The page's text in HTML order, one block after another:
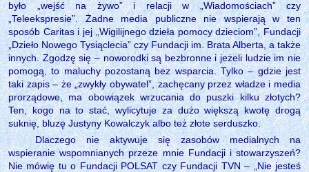
było „wejść na żywo” i relacji w „Wiadomościach” czy
„Teleekspresie”. Żadne media publiczne nie wspierają w ten
sposób Caritas i jej „Wigilijnego dzieła pomocy dzieciom”, Fundacji
„Dzieło Nowego Tysiąclecia” czy Fundacji im. Brata Alberta, a także
innych. Zgodzę się – noworodki są bezbronne i jeżeli ludzie im nie
pomogą, to maluchy pozostaną bez wsparcia. Tylko – gdzie jest
taki zapis – że „zwykły obywatel”, zachęcany przez władze i media
prorządowe, ma obowiązek wrzucania do puszki kilku złotych?
Ten, kogo na to stać, wylicytuje za dużo większą kwotę drogą
suknię, bluzę Justyny Kowalczyk albo też złote serduszko.
Dlaczego nie aktywuje się zasobów medialnych na
wspieranie wspomnianych przeze mnie Fundacji i stowarzyszeń?
Nie mówię tu o Fundacji POLSAT czy Fundacji TVN – „Nie jesteś